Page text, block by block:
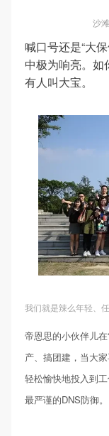
沙
喊口号还是“大
中极为响亮。如
有人叫大宝。
我们就是辣么年轻、
帝恩思的小伙伴儿
产、搞团建，当大
轻松愉快地投入到
最严谨的DNS防御。